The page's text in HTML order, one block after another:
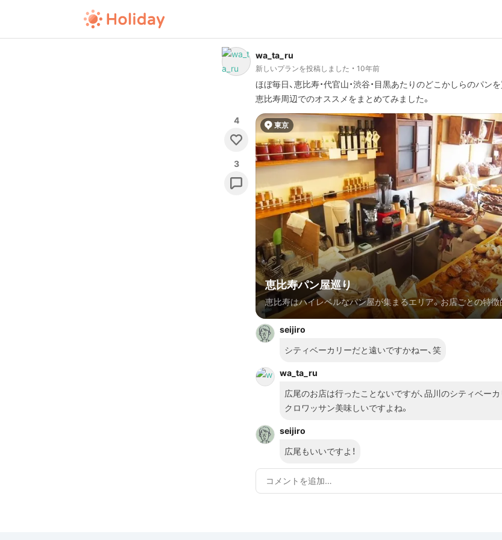
wa_ta_ru
新しいプランを投稿しました 10年前
ほぼ毎日、恵比寿・代官山・渋谷・目黒あたりのどこかしらのパン
恵比寿周辺でのオススメをまとめてみました。
4
3
東京
恵比寿パン屋巡り
恵比寿はハイレベルなパン屋が集まるエリア。お店ごとの特徴
るのもよし、バゲットやクロワッサンだけを買い集めて食べ比
面白いですね。
seijiro
シティベーカリーだと遠いですかねー、笑
wa_ta_ru
広尾のお店は行ったことないですが、品川のシティベーカ
クロワッサン美味しいですよね。
seijiro
広尾もいいですよ！